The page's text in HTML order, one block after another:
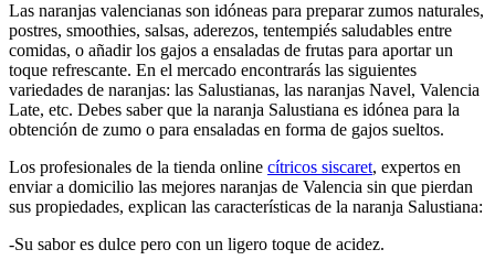
Las naranjas valencianas son idóneas para preparar zumos naturales,
postres, smoothies, salsas, aderezos, tentempiés saludables entre
comidas, o añadir los gajos a ensaladas de frutas para aportar un
toque refrescante. En el mercado encontrarás las siguientes
variedades de naranjas: las Salustianas, las naranjas Navel, Valencia
Late, etc. Debes saber que la naranja Salustiana es idónea para la
obtención de zumo o para ensaladas en forma de gajos sueltos.
Los profesionales de la tienda online cítricos siscaret, expertos en
enviar a domicilio las mejores naranjas de Valencia sin que pierdan
sus propiedades, explican las características de la naranja Salustiana:
-Su sabor es dulce pero con un ligero toque de acidez.